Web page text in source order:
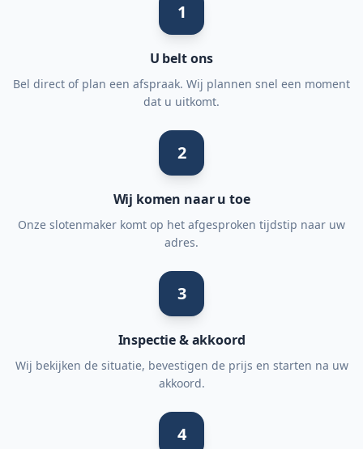
1
U belt ons
Bel direct of plan een afspraak. Wij plannen snel een moment
dat u uitkomt.
2
Wij komen naar u toe
Onze slotenmaker komt op het afgesproken tijdstip naar uw
adres.
3
Inspectie & akkoord
Wij bekijken de situatie, bevestigen de prijs en starten na uw
akkoord.
4